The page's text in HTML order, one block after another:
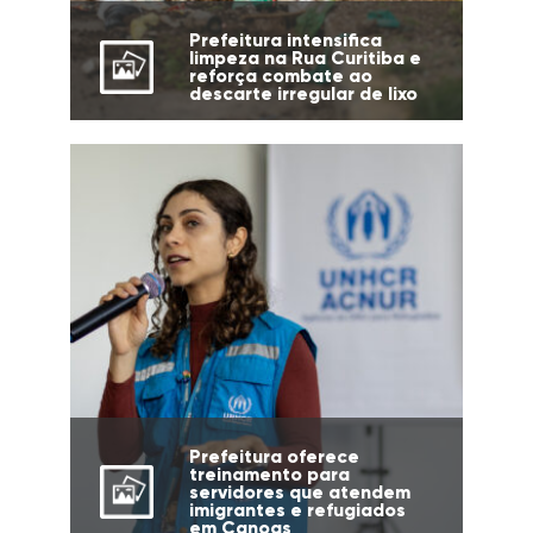
Prefeitura intensifica
limpeza na Rua Curitiba e
reforça combate ao
descarte irregular de lixo
Prefeitura oferece
treinamento para
servidores que atendem
imigrantes e refugiados
em Canoas